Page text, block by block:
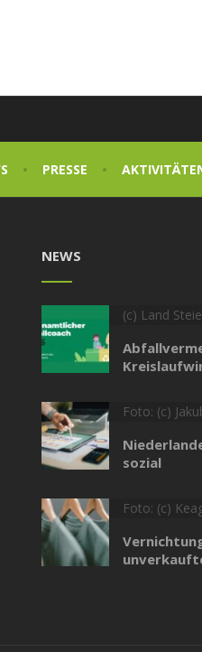
PRESSE
NEWS
(c) Land
Foto: (c)
sozial
Foto: (c)